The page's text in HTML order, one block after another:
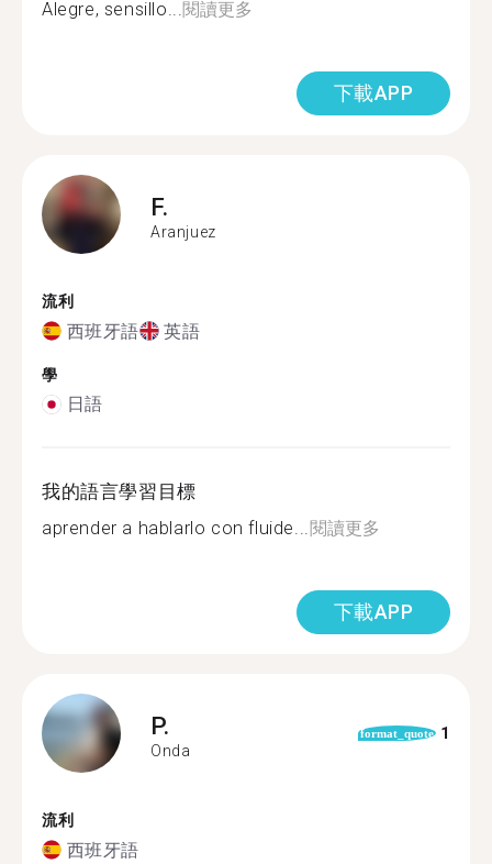
Alegre, sensillo...閱讀更多
下載APP
F.
Aranjuez
流利
西班牙語 英語
學
日語
我的語言學習目標
aprender a hablarlo con fluide...閱讀更多
下載APP
P.
Onda
format_quote 1
流利
西班牙語